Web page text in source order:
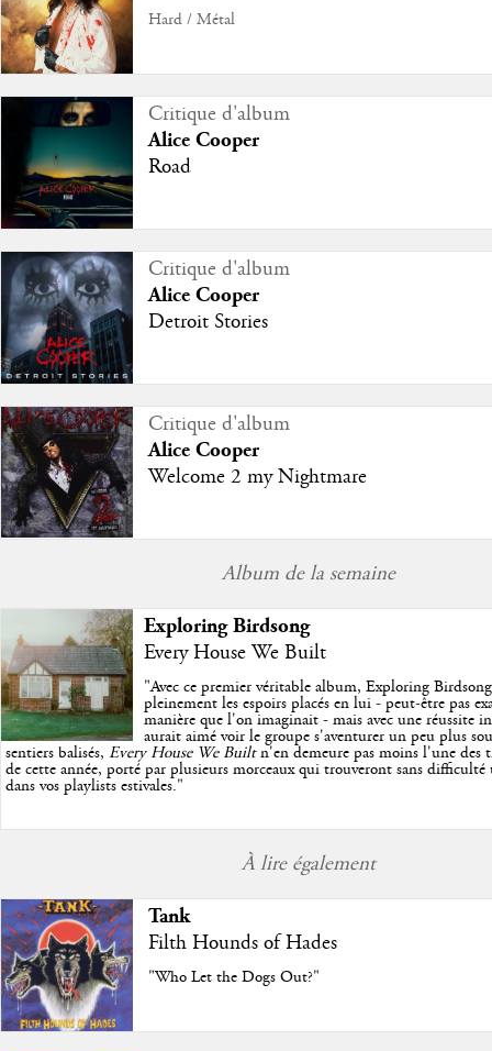
Hard / Métal
Critique d'album
Alice Cooper
Road
Critique d'album
Alice Cooper
Detroit Stories
Critique d'album
Alice Cooper
Welcome 2 my Nightmare
Album de la semaine
Exploring Birdsong
Every House We Built
"Avec ce premier véritable album, Exploring
pleinement les espoirs placés en lui - peut-être pas
manière que l'on imaginait - mais avec une réussite
aurait aimé voir le groupe s'aventurer un peu plus
sentiers balisés, Every House We Builtn'en demeure pas moins l'une des
de cette année, porté par plusieurs morceaux qui trouveront sans difficulté
dans vos playlists estivales."
À lire également
Tank
Filth Hounds of Hades
"Who Let the Dogs Out?"